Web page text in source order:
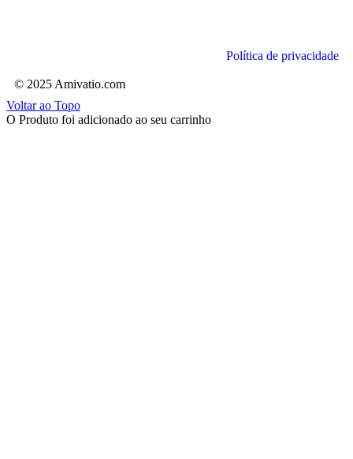
Política de privacidade
© 2025 Amivatio.com
Voltar ao Topo
O Produto foi adicionado ao seu carrinho